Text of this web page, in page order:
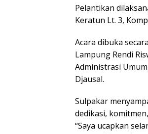
Pelantikan
Keratun Lt. 3,
Acara dibuka
Lampung Rendi
Administrasi
Djausal.
Sulpakar
dedikasi,
“Saya ucapkan